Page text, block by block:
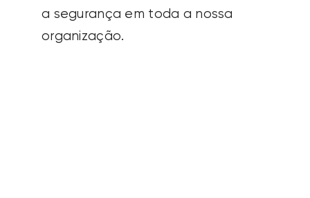
a segurança em toda a nossa
organização.